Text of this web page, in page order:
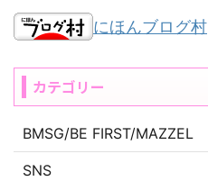
にほんブログ村
カテゴリー
BMSG/BE FIRST/MAZZEL
SNS